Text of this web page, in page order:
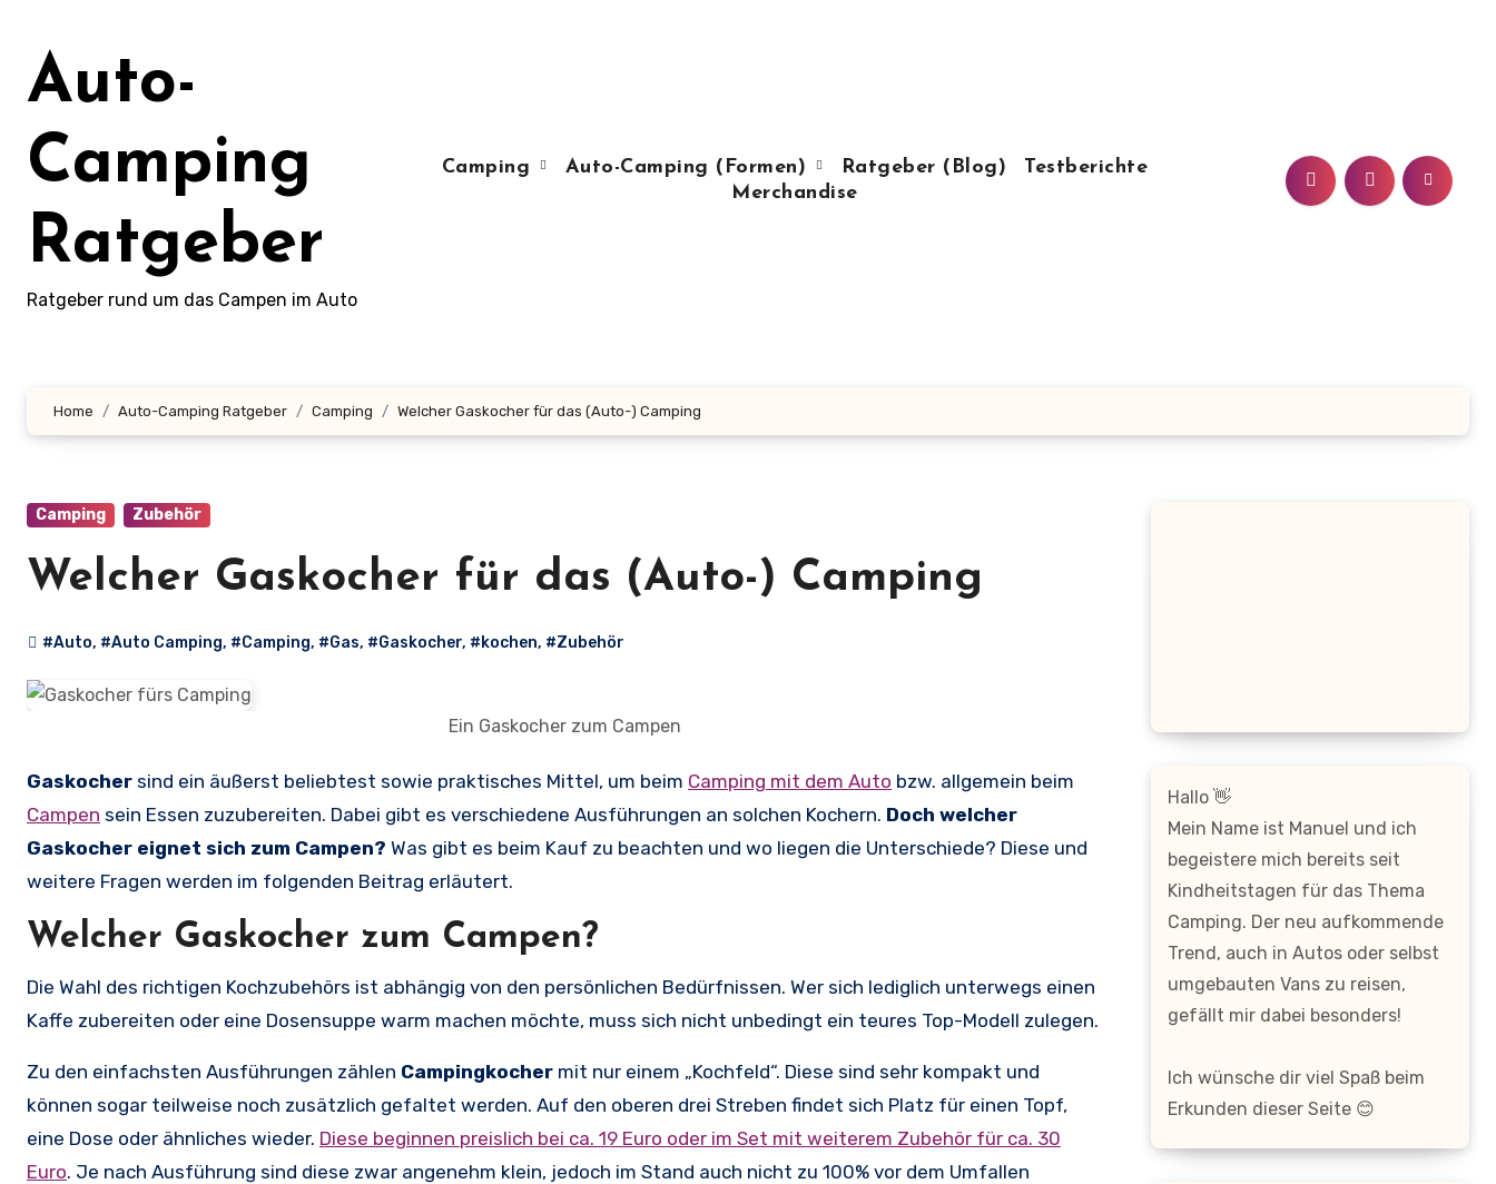
springen
Auto-
Camping
Ratgeber
Ratgeber rund um das Campen im Auto
Camping Auto-Camping (Formen) Ratgeber (Blog)
Testberichte
Merchandise
Home Auto-Camping Ratgeber Camping Welcher Gaskocher für das (Auto-) Camping
Camping Zubehör
Welcher Gaskocher für das (Auto-) Camping
#Auto, #Auto Camping, #Camping, #Gas, #Gaskocher, #kochen, #Zubehör
Ein Gaskocher zum Campen
Gaskocher sind ein äußerst beliebtest sowie praktisches Mittel, um beim Camping mit dem Auto bzw. allgemein beim
Campen sein Essen zuzubereiten. Dabei gibt es verschiedene Ausführungen an solchen Kochern. Doch welcher
Gaskocher eignet sich zum Campen? Was gibt es beim Kauf zu beachten und wo liegen die Unterschiede? Diese und
weitere Fragen werden im folgenden Beitrag erläutert.
Welcher Gaskocher zum Campen?
Die Wahl des richtigen Kochzubehörs ist abhängig von den persönlichen Bedürfnissen. Wer sich lediglich unterwegs einen
Kaffe zubereiten oder eine Dosensuppe warm machen möchte, muss sich nicht unbedingt ein teures Top-Modell zulegen.
Zu den einfachsten Ausführungen zählen Campingkocher mit nur einem „Kochfeld“. Diese sind sehr kompakt und
können sogar teilweise noch zusätzlich gefaltet werden. Auf den oberen drei Streben findet sich Platz für einen Topf,
eine Dose oder ähnliches wieder. Diese beginnen preislich bei ca. 19 Euro oder im Set mit weiterem Zubehör für ca. 30
Euro. Je nach Ausführung sind diese zwar angenehm klein, jedoch im Stand auch nicht zu 100% vor dem Umfallen
Hallo 👋
Mein Name ist Manuel und ich
begeistere mich bereits seit
Kindheitstagen für das Thema
Camping. Der neu aufkommende
Trend, auch in Autos oder selbst
umgebauten Vans zu reisen,
gefällt mir dabei besonders!
Ich wünsche dir viel Spaß beim
Erkunden dieser Seite 😊